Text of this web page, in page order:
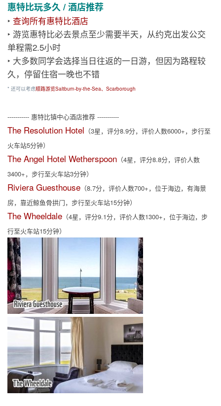
惠特比玩多久 / 酒店推荐
‣ 查询所有惠特比酒店
‣ 游览惠特比必去景点至少需要半天，从约克出发公交
单程需2.5小时
‣ 大多数同学会选择当日往返的一日游，但因为路程较
久，停留住宿一晚也不错
* 还可以考虑顺路游览Saltburn-by-the-Sea、Scarborough
----------- 惠特比镇中心酒店推荐 -----------
The Resolution Hotel （3星，评分8.9分，评价人数6000+，步行至
火车站5分钟）
The Angel Hotel Wetherspoon （4星，评分8.8分，评价人数
3400+，步行至火车站3分钟）
Riviera Guesthouse （8.7分，评价人数700+，位于海边，有海景
房，靠近鲸鱼骨拱门，步行至火车站15分钟）
The Wheeldale （4星，评分9.1分，评价人数1300+，位于海边，步
行至火车站15分钟）